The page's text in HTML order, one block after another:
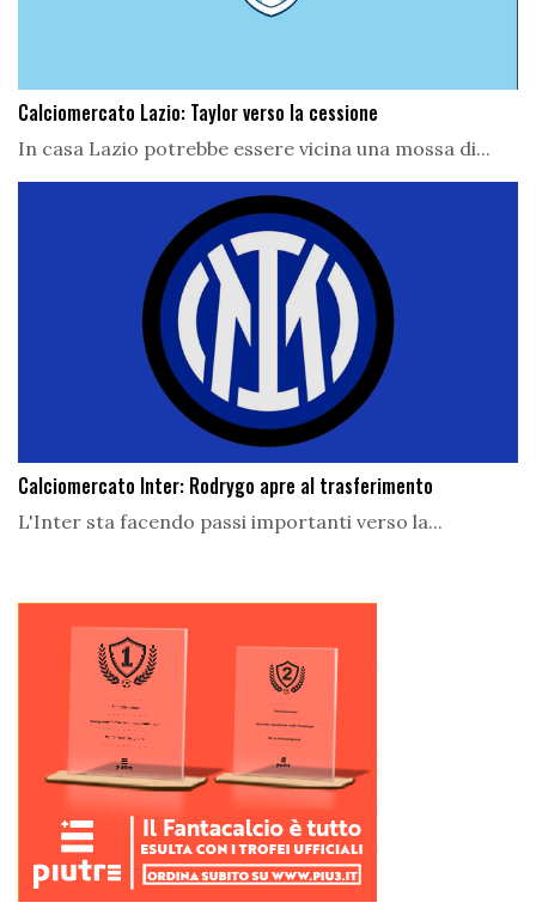
Calciomercato Lazio: Taylor verso la cessione
In casa Lazio potrebbe essere vicina una mossa di...
Calciomercato Inter: Rodrygo apre al trasferimento
L'Inter sta facendo passi importanti verso la...